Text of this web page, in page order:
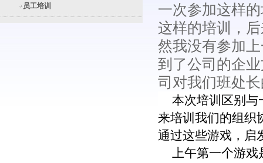
员工培训
一次参加这样
这样的培训，
然我没有参加
到了公司的企
司对我们班处
本次培训区别与
来培训我们的组织
通过这些游戏，启
上午第一个游戏